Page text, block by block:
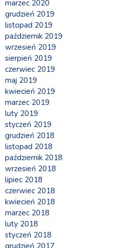
marzec 2020
grudzień 2019
listopad 2019
październik 2019
wrzesień 2019
sierpień 2019
czerwiec 2019
maj 2019
kwiecień 2019
marzec 2019
luty 2019
styczeń 2019
grudzień 2018
listopad 2018
październik 2018
wrzesień 2018
lipiec 2018
czerwiec 2018
kwiecień 2018
marzec 2018
luty 2018
styczeń 2018